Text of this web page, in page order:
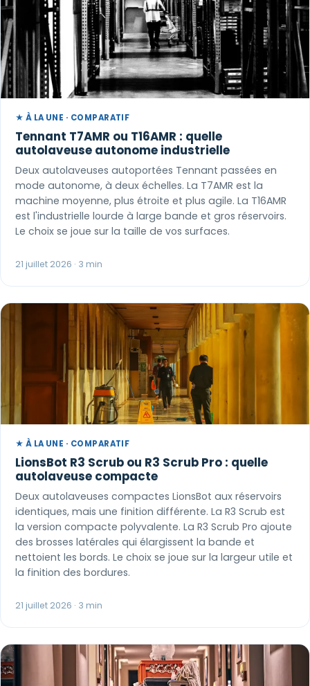
★ À LA UNE · COMPARATIF
Tennant T7AMR ou T16AMR : quelle
autolaveuse autonome industrielle
Deux autolaveuses autoportées Tennant passées en
mode autonome, à deux échelles. La T7AMR est la
machine moyenne, plus étroite et plus agile. La T16AMR
est l'industrielle lourde à large bande et gros réservoirs.
Le choix se joue sur la taille de vos surfaces.
21 juillet 2026 · 3 min
★ À LA UNE · COMPARATIF
LionsBot R3 Scrub ou R3 Scrub Pro : quelle
autolaveuse compacte
Deux autolaveuses compactes LionsBot aux réservoirs
identiques, mais une finition différente. La R3 Scrub est
la version compacte polyvalente. La R3 Scrub Pro ajoute
des brosses latérales qui élargissent la bande et
nettoient les bords. Le choix se joue sur la largeur utile et
la finition des bordures.
21 juillet 2026 · 3 min